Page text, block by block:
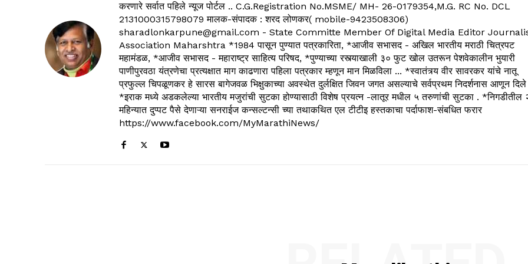
करणारे सर्वात पहिले न्यूज पोर्टल .. C.G.Registration No.MSME/ MH- 26-0179354,M.G. RC No. DCL
2131000315798079 मालक-संपादक : शरद लोणकर( mobile-9423508306)
sharadlonkarpune@gmail.com - State Committe Member Of Digital Media Editor
Association Maharshtra *1984 पासून पुण्यात पत्रकारिता, *आजीव सभासद - अखिल भारतीय मराठी चित्रपट
महामंडळ, *आजीव सभासद - महाराष्ट्र साहित्य परिषद, *पुण्याच्या रस्त्याखाली ३० फुट खोल उतरून पेशवेकालीन भुयारी
पाणीपुरवठा यंत्रणेचा प्रत्यक्षात माग काढणारा पहिला पत्रकार म्हणून मान मिळविला ... *स्वातंत्र्य वीर सावरकर यांचे नातू
प्रफुल्ल चिपळूणकर हे सारस बागेजवळ भिक्षुकाच्या अवस्थेत दुर्लक्षित जिवन जगत असल्याचे सर्वप्रथम निदर्शनास आणून दिले
*इराक मध्ये अडकलेल्या भारतीय मजुरांची सुटका होण्यासाठी विशेष प्रयत्न -लातूर मधील ५ तरुणांची सुटका . *निगडीतील
महिन्यात दुप्पट पैसे देणाऱ्या सनराईज कन्सल्टन्सी च्या तथाकथित एल टीटीइ हस्तकाचा पर्दाफाश-संबधित फरार
https://www.facebook.com/MyMarathiNews/